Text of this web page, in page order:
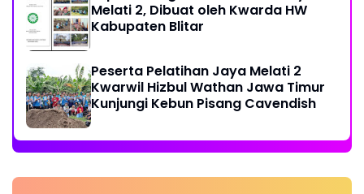
Melati 2, Dibuat oleh Kwarda HW
Kabupaten Blitar
Peserta Pelatihan Jaya Melati 2
Kwarwil Hizbul Wathan Jawa Timur
Kunjungi Kebun Pisang Cavendish